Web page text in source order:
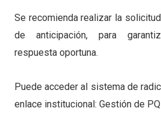
Se recomienda realizar la
de anticipación, para
respuesta oportuna.
Puede acceder al sistema de
enlace institucional: Gestión de